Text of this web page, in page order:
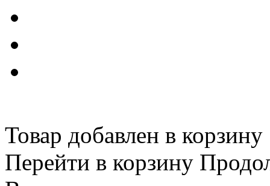
Товар добавлен в корзину
Перейти в корзину